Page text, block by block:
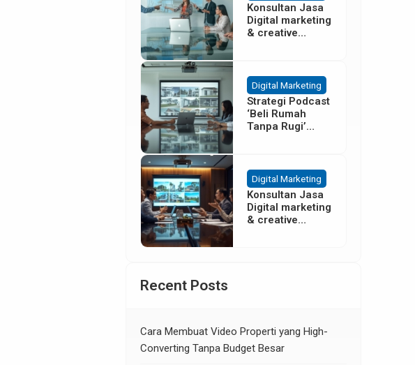
Konsultan Jasa
Digital marketing
& creative
Digital Marketing
Strategi Podcast
‘Beli Rumah
Tanpa Rugi’
Digital Marketing
Konsultan Jasa
Digital marketing
& creative
Recent Posts
Cara Membuat Video Properti yang High-
Converting Tanpa Budget Besar